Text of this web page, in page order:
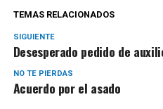
TEMAS RELACIONADOS
SIGUIENTE
Desesperado pedido de
NO TE PIERDAS
Acuerdo por el asado